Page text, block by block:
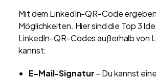
Mit dem LinkedIn-QR-Code
Möglichkeiten. Hier sind die Top 3
LinkedIn-QR-Codes außerhalb von
kannst:
E-Mail-Signatur– Du kannst